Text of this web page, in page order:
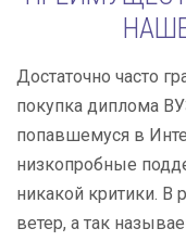
Достаточно часто
покупка диплома
попавшемуся в
низкопробные
никакой критики. В
ветер, а так